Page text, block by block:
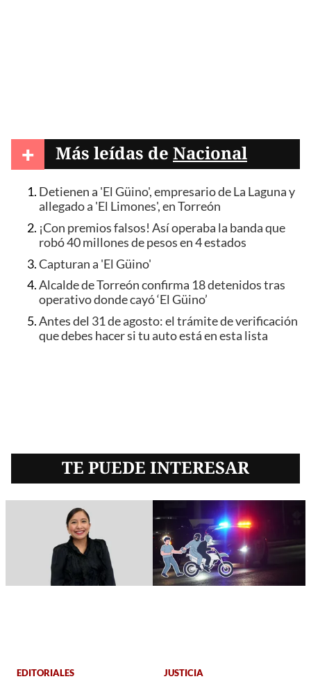
+ Más leídas de Nacional
Detienen a 'El Güino', empresario de La Laguna y
allegado a 'El Limones', en Torreón
¡Con premios falsos! Así operaba la banda que
robó 40 millones de pesos en 4 estados
Capturan a 'El Güino'
Alcalde de Torreón confirma 18 detenidos tras
operativo donde cayó ‘El Güino’
Antes del 31 de agosto: el trámite de verificación
que debes hacer si tu auto está en esta lista
TE PUEDE INTERESAR
EDITORIALES JUSTICIA